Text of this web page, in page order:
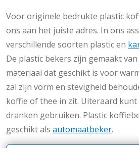
Voor originele bedrukte plastic
ons aan het juiste adres. In ons
verschillende soorten plastic en
De plastic bekers zijn gemaakt
materiaal dat geschikt is voor
zal zijn vorm en stevigheid
koffie of thee in zit. Uiteraard
dranken gebruiken. Plastic
geschikt als automaatbeker.